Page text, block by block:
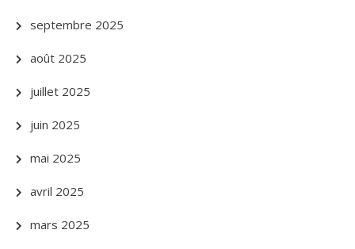
septembre 2025
août 2025
juillet 2025
juin 2025
mai 2025
avril 2025
mars 2025